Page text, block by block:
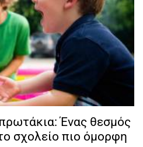
Ένας θεσμός
σχολείο πιο όμορφη